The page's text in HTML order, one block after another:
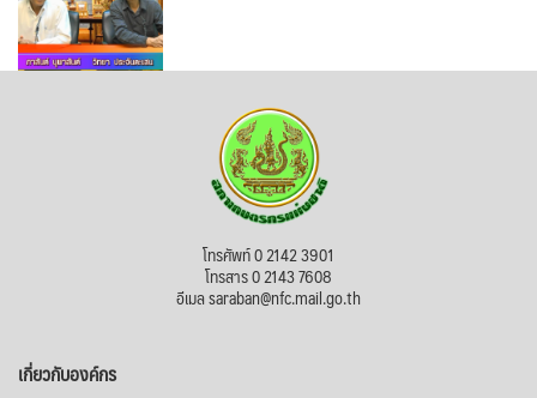
โทรศัพท์ 0 2142 3901
โทรสาร 0 2143 7608
อีเมล saraban@nfc.mail.go.th
เกี่ยวกับองค์กร